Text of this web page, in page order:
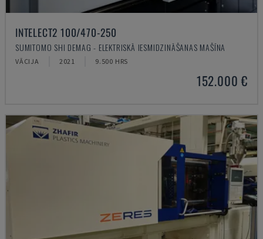
INTELECT2 100/470-250
SUMITOMO SHI DEMAG - ELEKTRISKĀ IESMIDZINĀŠANAS MAŠĪNA
VĀCIJA 2021 9.500 HRS
152.000 €